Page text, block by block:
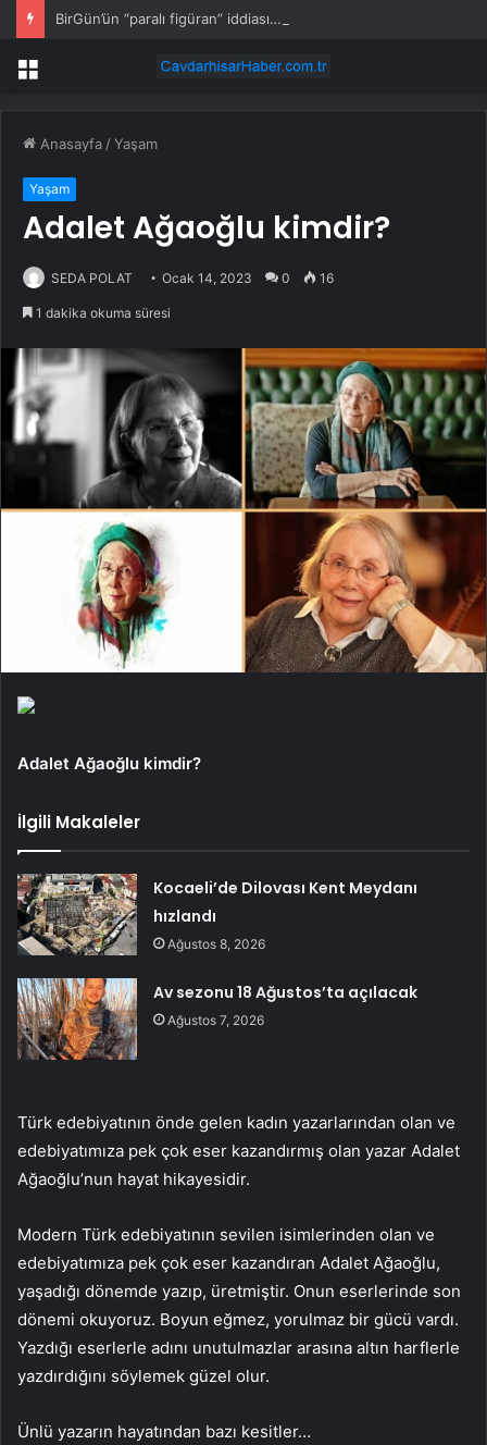
Menü
Anasayfa /Yaşam
Yaşam
Adalet Ağaoğlu kimdir?
SEDA POLAT Ocak 14, 2023 0 16
1 dakika okuma süresi
Adalet Ağaoğlu kimdir?
İlgili Makaleler
Kocaeli’de Dilovası Kent Meydanı
hızlandı
Ağustos 8, 2026
Av sezonu 18 Ağustos’ta açılacak
Ağustos 7, 2026
Türk edebiyatının önde gelen kadın yazarlarından olan ve
edebiyatımıza pek çok eser kazandırmış olan yazar Adalet
Ağaoğlu’nun hayat hikayesidir.
Modern Türk edebiyatının sevilen isimlerinden olan ve
edebiyatımıza pek çok eser kazandıran Adalet Ağaoğlu,
yaşadığı dönemde yazıp, üretmiştir. Onun eserlerinde son
dönemi okuyoruz. Boyun eğmez, yorulmaz bir gücü vardı.
Yazdığı eserlerle adını unutulmazlar arasına altın harflerle
yazdırdığını söylemek güzel olur.
Ünlü yazarın hayatından bazı kesitler…